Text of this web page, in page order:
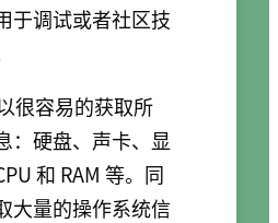
于调试或者社区技
很容易的获取所
：硬盘、声卡、显
和 RAM 等。同
大量的操作系统信